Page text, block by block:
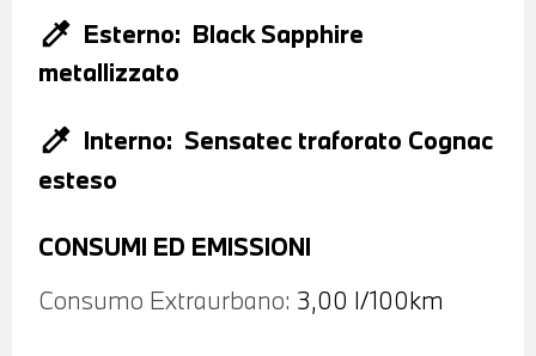
colorize Esterno: Black Sapphire
metallizzato
colorize Interno: Sensatec traforato Cognac
esteso
CONSUMI ED EMISSIONI
Consumo Extraurbano: 3,00 l/100km